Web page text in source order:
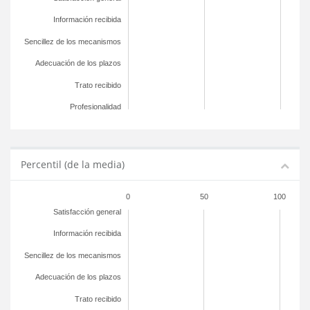
Información recibida
Sencillez de los mecanismos
Adecuación de los plazos
Trato recibido
Profesionalidad
Percentil (de la media)
0 50
100
Satisfacción general
Información recibida
Sencillez de los mecanismos
Adecuación de los plazos
Trato recibido